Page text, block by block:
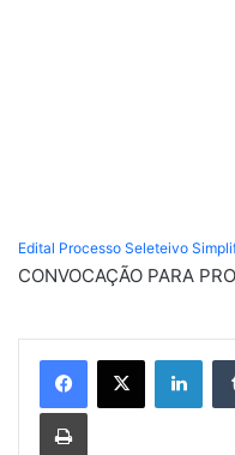
Edital Processo Seleteivo
CONVOCAÇÃO PARA
Imprimir